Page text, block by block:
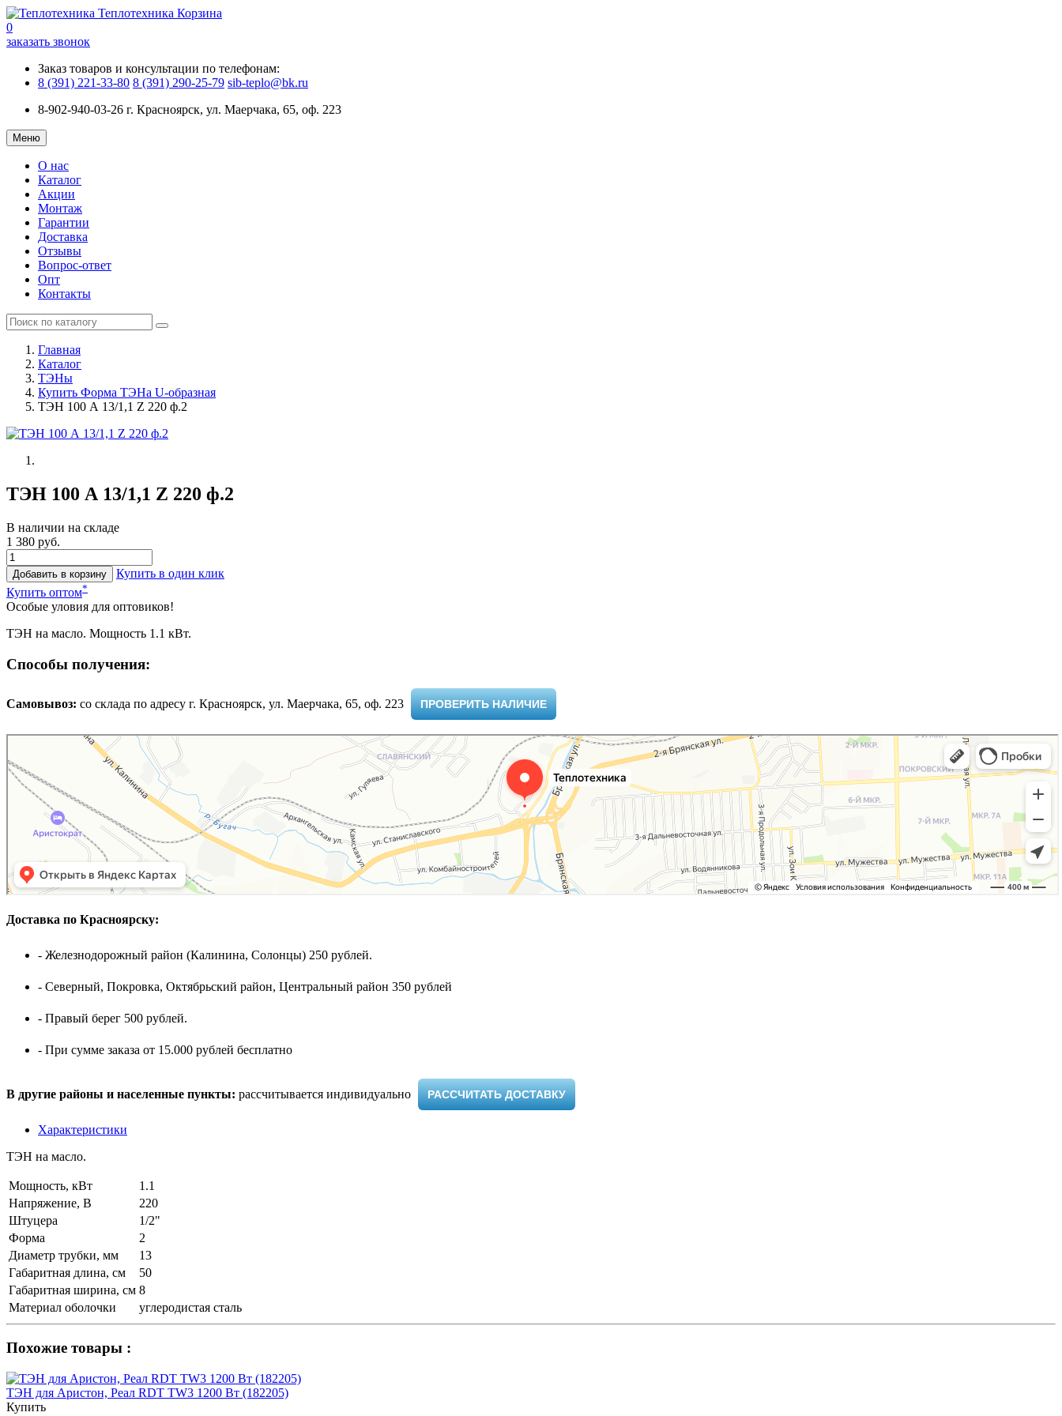
Теплотехника Корзина
0
заказать звонок
Заказ товаров и консультации по телефонам:
8 (391) 221-33-80 8 (391) 290-25-79 sib-teplo@bk.ru
8-902-940-03-26 г. Красноярск, ул. Маерчака, 65, оф. 223
Меню
О нас
Каталог
Акции
Монтаж
Гарантии
Доставка
Отзывы
Вопрос-ответ
Опт
Контакты
Главная
Каталог
ТЭНы
Купить Форма ТЭНа U-образная
ТЭН 100 А 13/1,1 Z 220 ф.2
ТЭН 100 А 13/1,1 Z 220 ф.2
В наличии на складе
1 380 руб.
Добавить в корзину
Купить в один клик
Купить оптом*
Особые уловия для оптовиков!
ТЭН на масло. Мощность 1.1 кВт.
Способы получения:
Самовывоз: cо склада по адресу г. Красноярск, ул. Маерчака, 65, оф. 223 ​ ПРОВЕРИТЬ НАЛИЧИЕ
Доставка по Красноярску:
- Железнодорожный район (Калинина, Солонцы) 250 рублей.
- Северный, Покровка, Октябрьский район, Центральный район 350 рублей
- Правый берег 500 рублей.
- При сумме заказа от 15.000 рублей бесплатно
В другие районы и населенные пункты: рассчитывается индивидуально ​ РАССЧИТАТЬ ДОСТАВКУ
Характеристики
ТЭН на масло.
Мощность, кВт
1.1
Напряжение, В
220
Штуцера
1/2"
Форма
2
Диаметр трубки, мм
13
Габаритная длина, см
50
Габаритная ширина, см 8
Материал оболочки
углеродистая сталь
Похожие товары :
ТЭН для Аристон, Реал RDT TW3 1200 Вт (182205)
Купить